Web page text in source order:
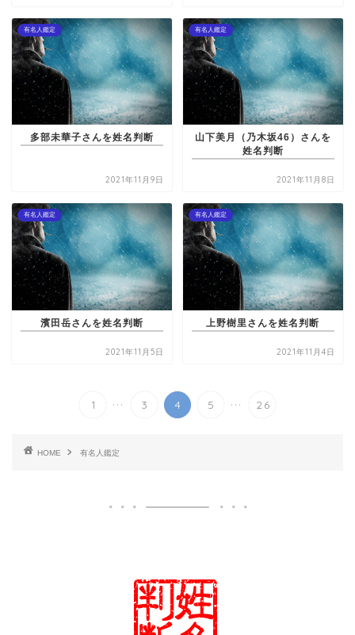
有名人鑑定
多部未華子さんを姓名判断
2021年11月9日
有名人鑑定
山下美月（乃木坂46）さんを
姓名判断
2021年11月8日
有名人鑑定
濱田岳さんを姓名判断
2021年11月5日
有名人鑑定
上野樹里さんを姓名判断
2021年11月4日
1 ... 3 4 5 ... 26
HOME 有名人鑑定